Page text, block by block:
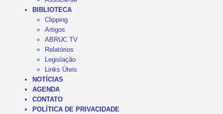
BIBLIOTECA
Clipping
Artigos
ABRUC TV
Relatórios
Legislação
Links Úteis
NOTÍCIAS
AGENDA
CONTATO
POLÍTICA DE PRIVACIDADE